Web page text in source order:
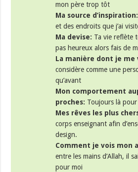
mon père trop tôt
Ma source d’inspiration:
et des endroits que j’ai
Ma devise: Ta vie reflète
pas heureux alors fais de
La manière dont je me
considère comme une
qu’avant
Mon comportement
proches: Toujours là
Mes rêves les plus
corps enseignant afin
design.
Comment je vois mon
entre les mains d’Allah, il
pour moi